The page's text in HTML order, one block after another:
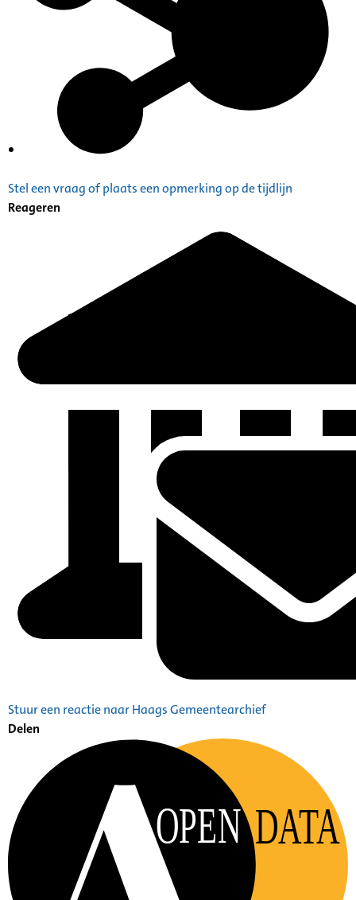
1940-1945
Stel een vraag of plaats een opmerking op de tijdlijn
Reageren
Stuur een reactie naar Haags Gemeentearchief
Delen
OPEN DATA